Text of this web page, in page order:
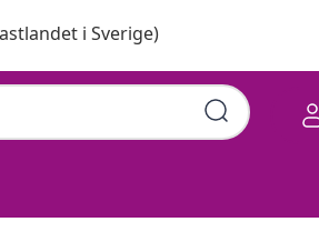
i Sverige)